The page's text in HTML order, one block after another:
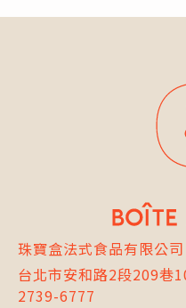
珠寶盒法式食品有限公司
台北市安和路2段209巷
2739-6777